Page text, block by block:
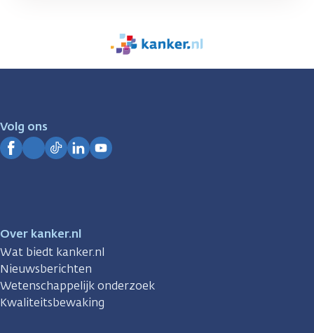
We
zijn
Volg ons
Over kanker.nl
Wat biedt kanker.nl
Nieuwsberichten
Wetenschappelijk onderzoek
Kwaliteitsbewaking